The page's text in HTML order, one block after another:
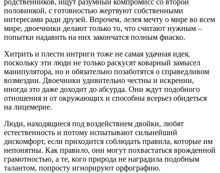
родственников, ищут разумный компромисс со второй
половинкой, с готовностью жертвуют собственными
интересами ради друзей. Впрочем, лелея мечту о мире во всем
мире, двоечники делают только то, что считают нужным –
попытки надавить на них закончатся полным фиаско.
Хитрить и плести интриги тоже не самая удачная идея,
поскольку эти люди не только раскусят коварный замысел
манипулятора, но и обязательно позаботятся о справедливом
возмездии. Двоечники удивительно честны и искренни,
иногда это даже доходит до абсурда. Они ждут подобного
отношения и от окружающих и способны всерьез обидеться
на лицемерие.
Люди, находящиеся под воздействием двойки, любят
естественность и потому испытывают сильнейший
дискомфорт, если приходится соблюдать правила, которые им
непонятны. Как правило, они могут похвастаться врожденной
грамотностью, а те, кого природа не наградила подобным
талантом, попросту игнорируют орфографию.